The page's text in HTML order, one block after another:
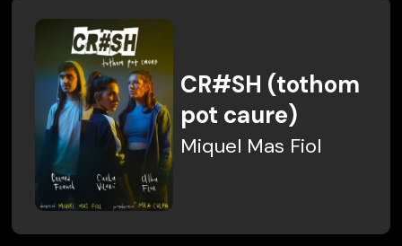
CR#SH (tothom
pot caure)
Miquel Mas Fiol